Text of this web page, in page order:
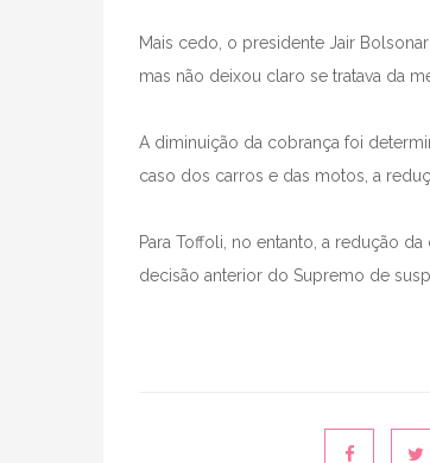
Mais cedo, o presidente Jair
mas não deixou claro se tratava da
A diminuição da cobrança foi
caso dos carros e das motos, a
Para Toffoli, no entanto, a redução
decisão anterior do Supremo de